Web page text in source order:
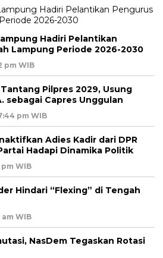
Hadiri Pelantikan
Lampung Periode 2026-2030
pm WIB
Pilpres 2029, Usung
sebagai Capres Unggulan
pm WIB
Adies Kadir dari DPR
Hadapi Dinamika Politik
pm WIB
Hindari “Flexing” di Tengah
am WIB
NasDem Tegaskan Rotasi